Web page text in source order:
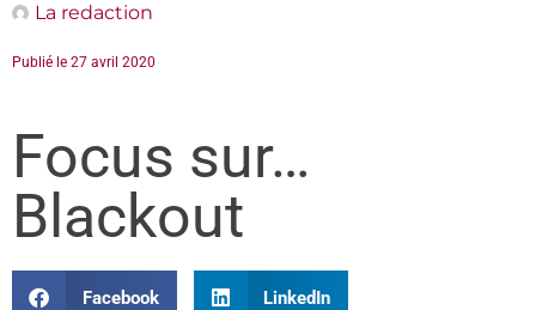
La redaction
Publié le 27 avril 2020
Focus sur…
Blackout
Facebook LinkedIn